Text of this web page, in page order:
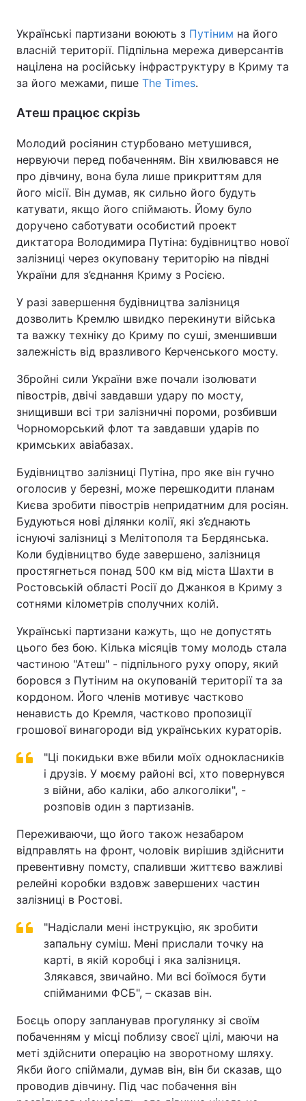
Українські партизани воюють з Путіним на його
власній території. Підпільна мережа диверсантів
націлена на російську інфраструктуру в Криму та
за його межами, пише The Times.
Атеш працює скрізь
Молодий росіянин стурбовано метушився,
нервуючи перед побаченням. Він хвилювався не
про дівчину, вона була лише прикриттям для
його місії. Він думав, як сильно його будуть
катувати, якщо його спіймають. Йому було
доручено саботувати особистий проект
диктатора Володимира Путіна: будівництво нової
залізниці через окуповану територію на півдні
України для з’єднання Криму з Росією.
У разі завершення будівництва залізниця
дозволить Кремлю швидко перекинути війська
та важку техніку до Криму по суші, зменшивши
залежність від вразливого Керченського мосту.
Збройні сили України вже почали ізолювати
півострів, двічі завдавши удару по мосту,
знищивши всі три залізничні пороми, розбивши
Чорноморський флот та завдавши ударів по
кримських авіабазах.
Будівництво залізниці Путіна, про яке він гучно
оголосив у березні, може перешкодити планам
Києва зробити півострів непридатним для росіян.
Будуються нові ділянки колії, які з’єднають
існуючі залізниці з Мелітополя та Бердянська.
Коли будівництво буде завершено, залізниця
простягнеться понад 500 км від міста Шахти в
Ростовській області Росії до Джанкоя в Криму з
сотнями кілометрів сполучних колій.
Українські партизани кажуть, що не допустять
цього без бою. Кілька місяців тому молодь стала
частиною "Атеш" - підпільного руху опору, який
боровся з Путіним на окупованій території та за
кордоном. Його членів мотивує частково
ненависть до Кремля, частково пропозиції
грошової винагороди від українських кураторів.
"Ці покидьки вже вбили моїх однокласників
і друзів. У моєму районі всі, хто повернувся
з війни, або каліки, або алкоголіки", -
розповів один з партизанів.
Переживаючи, що його також незабаром
відправлять на фронт, чоловік вирішив здійснити
превентивну помсту, спаливши життєво важливі
релейні коробки вздовж завершених частин
залізниці в Ростові.
"Надіслали мені інструкцію, як зробити
запальну суміш. Мені прислали точку на
карті, в якій коробці і яка залізниця.
Злякався, звичайно. Ми всі боїмося бути
спійманими ФСБ", – сказав він.
Боєць опору запланував прогулянку зі своїм
побаченням у місці поблизу своєї цілі, маючи на
меті здійснити операцію на зворотному шляху.
Якби його спіймали, думав він, він би сказав, що
проводив дівчину. Під час побачення він